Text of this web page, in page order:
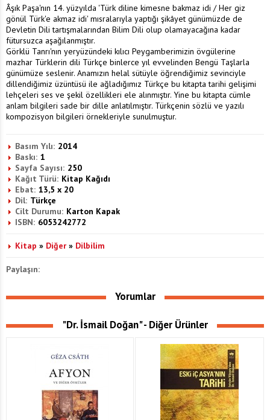
Âşık Paşa'nın 14. yüzyılda 'Türk diline kimesne bakmaz idi / Her giz
gönül Türk'e akmaz idi' mısralarıyla yaptığı şikâyet günümüzde de
Devletin Dili tartışmalarından Bilim Dili olup olamayacağına kadar
fütursuzca aşağılanmıştır.
Görklü Tanrı'nın yeryüzündeki kılıcı Peygamberimizin övgülerine
mazhar Türklerin dili Türkçe binlerce yıl evvelinden Bengü Taşlarla
günümüze seslenir. Anamızın helal sütüyle öğrendiğimiz sevinciyle
dillendiğimiz üzüntüsü ile ağladığımız Türkçe bu kitapta tarihi gelişimi
lehçeleri ses ve şekil özellikleri ele alınmıştır. Yine bu kitapta cümle
anlam bilgileri sade bir dille anlatılmıştır. Türkçenin sözlü ve yazılı
kompozisyon bilgileri örnekleriyle sunulmuştur.
Basım Yılı: 2014
Baskı: 1
Sayfa Sayısı: 250
Kağıt Türü: Kitap Kağıdı
Ebat: 13,5 x 20
Dil: Türkçe
Cilt Durumu: Karton Kapak
ISBN: 6053242772
Kitap » Diğer » Dilbilim
Paylaşın:
Yorumlar
"Dr. İsmail Doğan" - Diğer Ürünler